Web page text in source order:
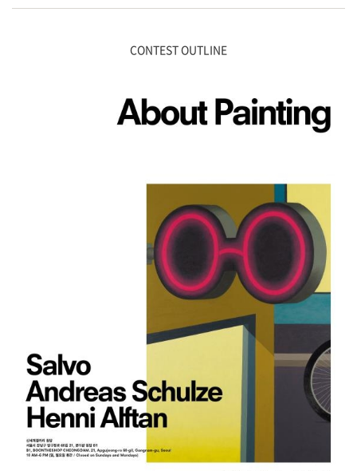
CONTEST OUTLINE